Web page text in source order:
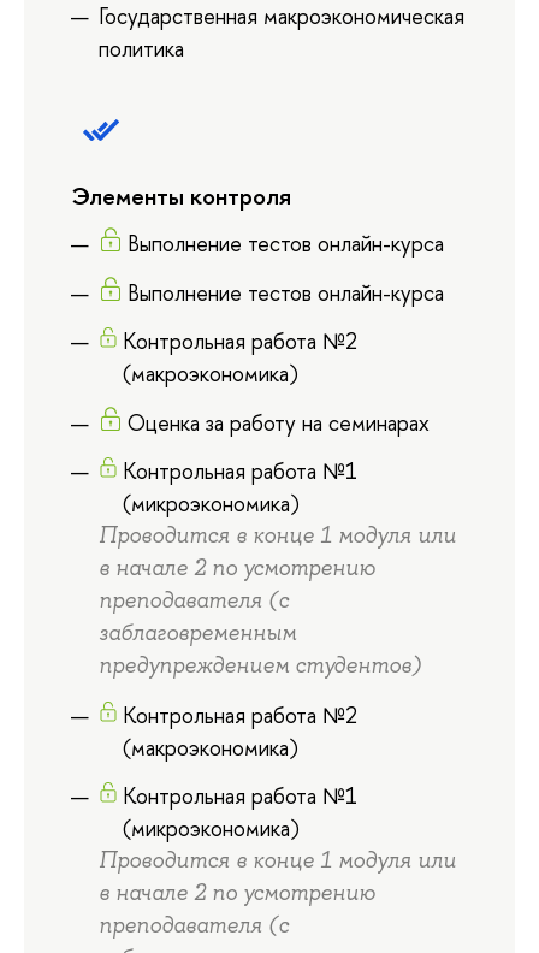
Государственная макроэкономическая
политика
Элементы контроля
Выполнение тестов онлайн-курса
Выполнение тестов онлайн-курса
Контрольная работа №2
(макроэкономика)
Оценка за работу на семинарах
Контрольная работа №1
(микроэкономика)
Проводится в конце 1 модуля или
в начале 2 по усмотрению
преподавателя (с
заблаговременным
предупреждением студентов)
Контрольная работа №2
(макроэкономика)
Контрольная работа №1
(микроэкономика)
Проводится в конце 1 модуля или
в начале 2 по усмотрению
преподавателя (с